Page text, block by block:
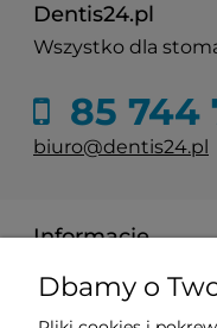
Dentis24.pl
Wszystko dla
85 744
biuro@dentis24.pl
Informacje
Zakupy
Dbamy o